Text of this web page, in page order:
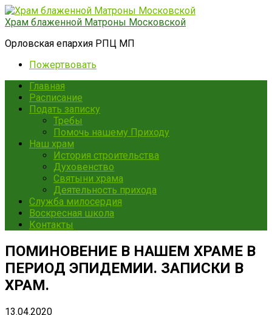
Перейти
к
Храм блаженной Матроны Московской
Орловская епархия РПЦ МП
Пожертвовать
Главная
Расписание
Подать записку
Требы
Помочь нашему Приходу
Наш храм
История строительства
Духовенство
Святыни храма
Деятельность прихода
Служба милосердия
Воскресная школа
Контакты
ПОМИНОВЕНИЕ В НАШЕМ ХРАМЕ В
ПЕРИОД ЭПИДЕМИИ. ЗАПИСКИ В
ХРАМ.
13.04.2020